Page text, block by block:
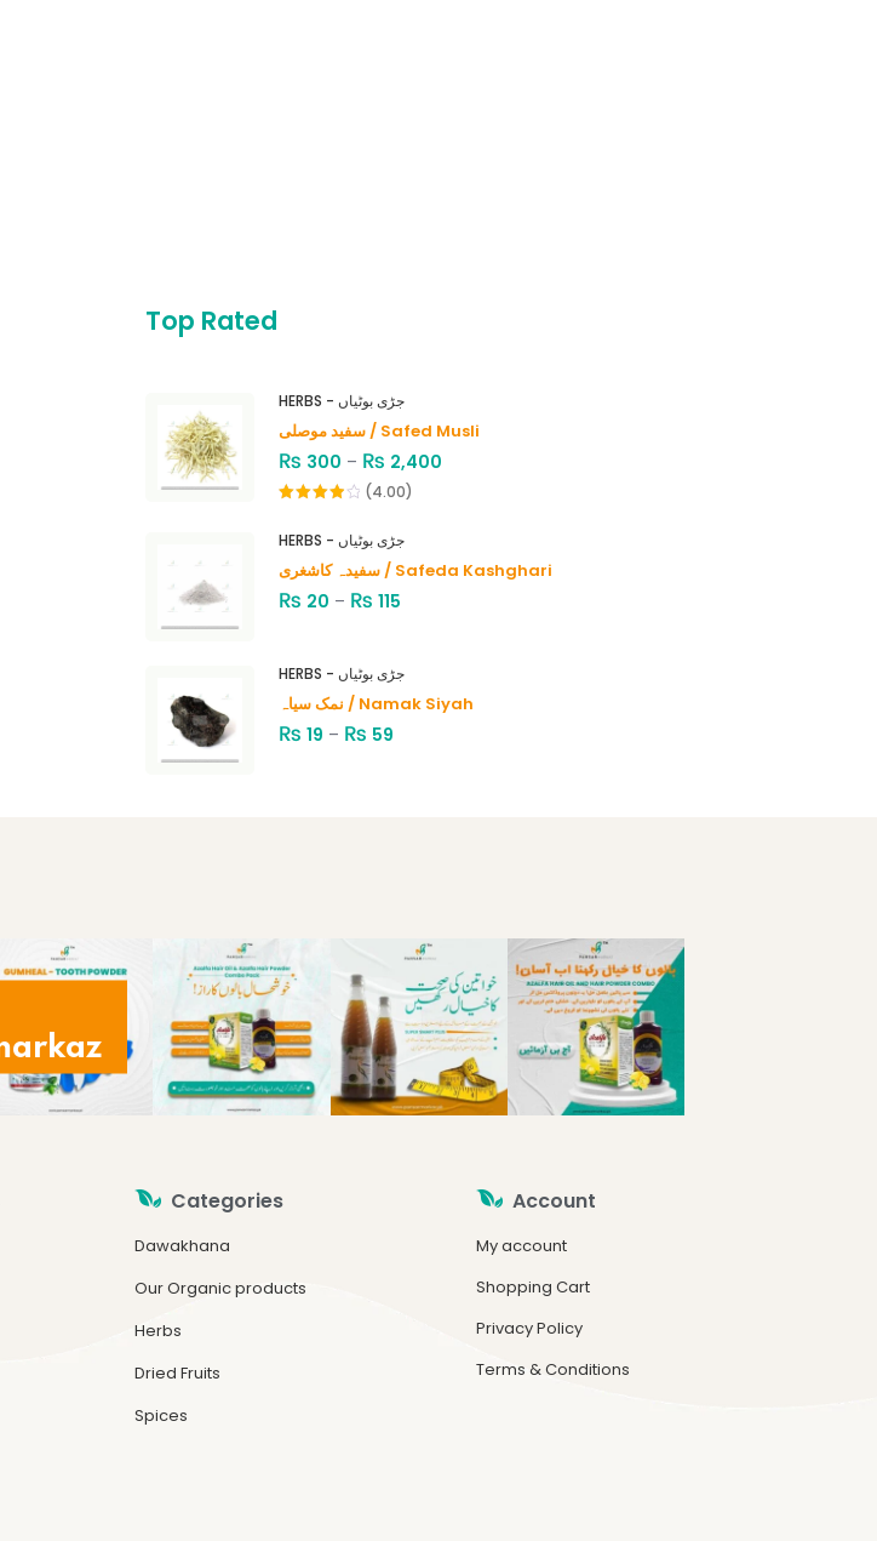
Top Rated
HERBS - جڑی بوٹیاں
سفید موصلی / Safed Musli
₨ 300 – ₨ 2,400
of 5
(4.00)
HERBS - جڑی بوٹیاں
سفیدہ کاشغری / Safeda Kashghari
₨ 20 – ₨ 115
HERBS - جڑی بوٹیاں
نمک سیاہ / Namak Siyah
₨ 19 – ₨ 59
Categories
Dawakhana
Our Organic products
Herbs
Dried Fruits
Spices
Account
My account
Shopping Cart
Privacy Policy
Terms & Conditions